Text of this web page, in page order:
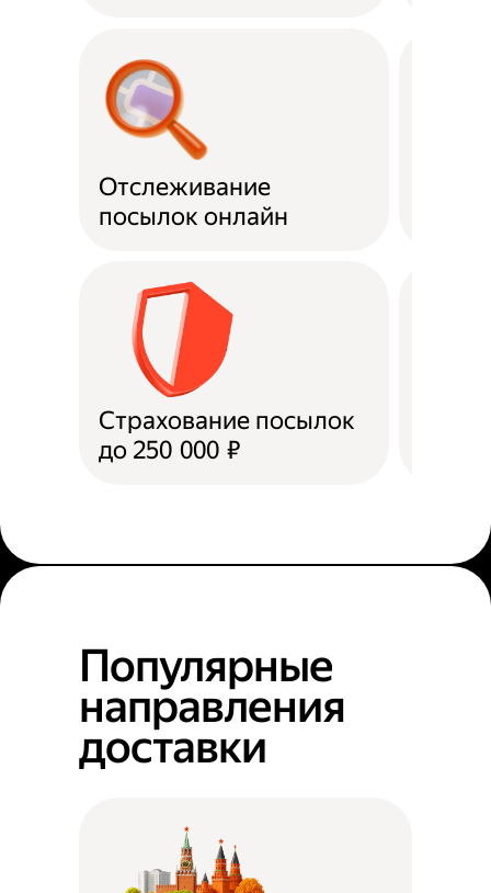
Отслеживание
посылок онлайн
Страхование посылок
до 250 000 ₽
Популярные
направления
доставки